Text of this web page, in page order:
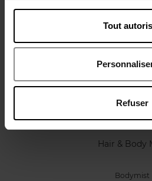
Tout
Refuser
Nog iets
APRIL
Hair & Body
Bodymist